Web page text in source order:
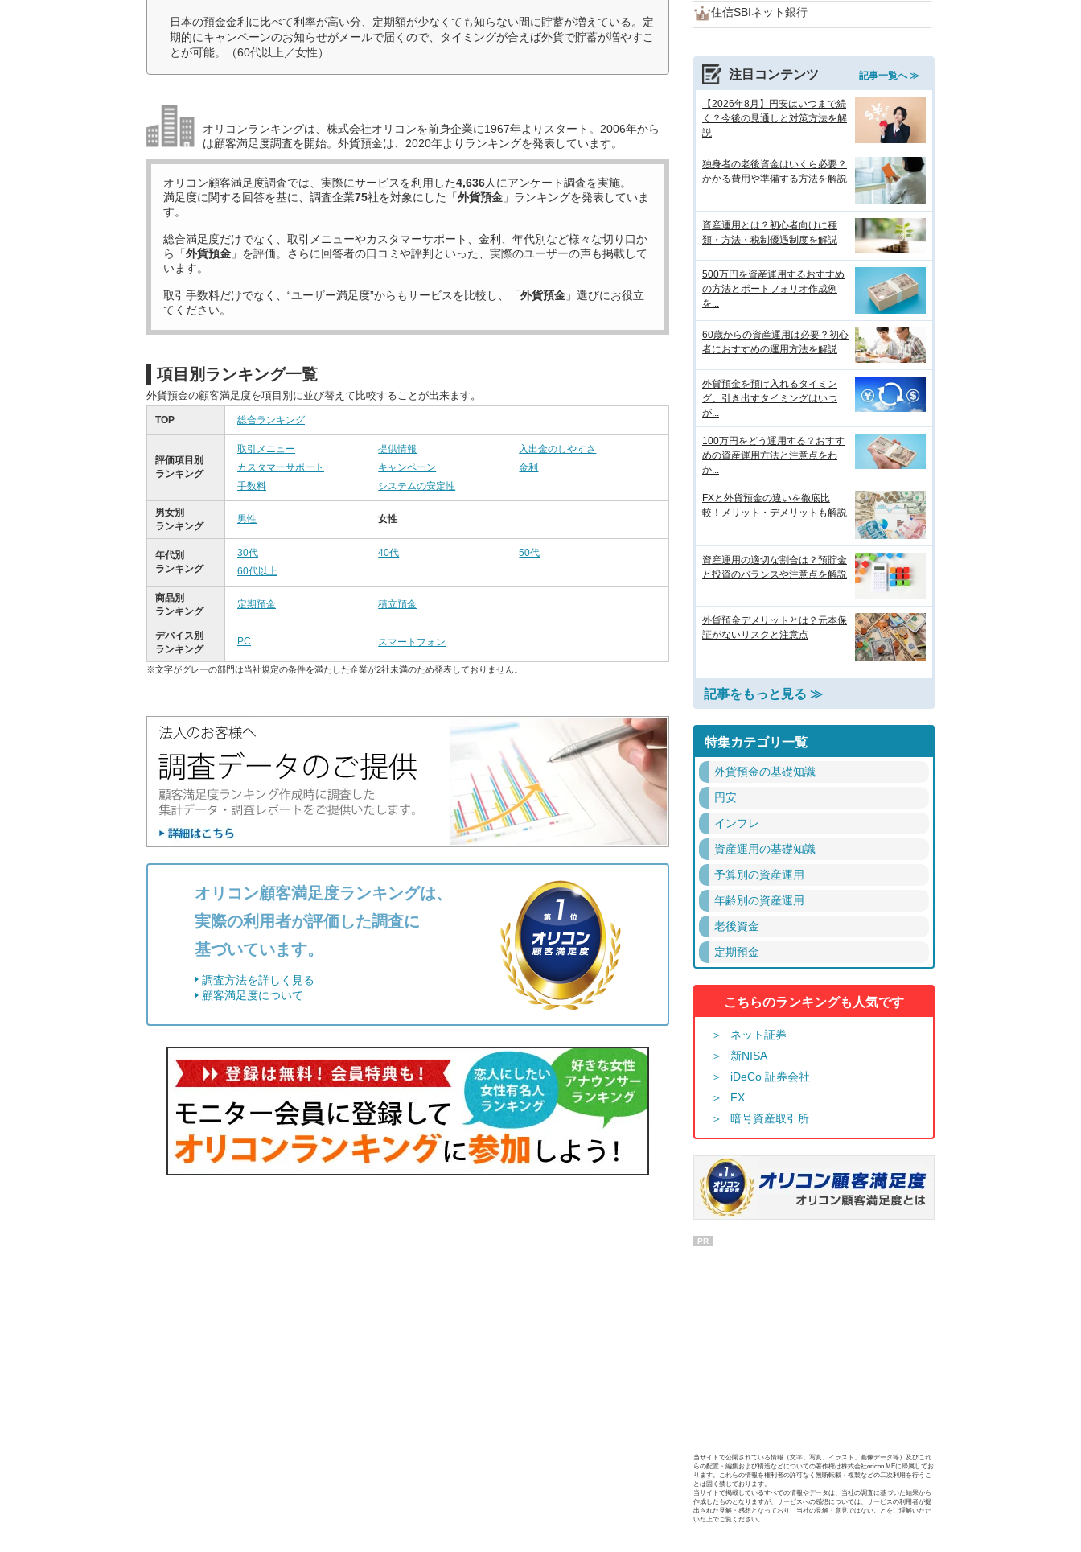
日本の預金金利に比べて利率が高い分、定期額が少なくても知らない間に貯蓄が増えている。定
期的にキャンペーンのお知らせがメールで届くので、タイミングが合えば外貨で貯蓄が増やすこ
とが可能。（60代以上／女性）
オリコンランキングは、株式会社オリコンを前身企業に1967年よりスタート。2006年から
は顧客満足度調査を開始。外貨預金は、2020年よりランキングを発表しています。
オリコン顧客満足度調査では、実際にサービスを利用した4,636人にアンケート調査を実施。
満足度に関する回答を基に、調査企業75社を対象にした「外貨預金 」ランキングを発表していま
す。
総合満足度だけでなく、取引メニューやカスタマーサポート、金利、年代別など様々な切り口か
ら「外貨預金 」を評価。さらに回答者の口コミや評判といった、実際のユーザーの声も掲載して
います。
取引手数料だけでなく、“ユーザー満足度”からもサービスを比較し、「外貨預金 」選びにお役立
てください。
項目別ランキング一覧
外貨預金の顧客満足度を項目別に並び替えて比較することが出来ます。
TOP 総合ランキング
評価項目別
ランキング
取引メニュー 提供情報
入出金のしやすさ
カスタマーサポート
キャンペーン
金利
手数料
システムの安定性
男女別
ランキング
男性 女性
年代別
ランキング
30代 40代
50代
60代以上
商品別
ランキング
定期預金 積立預金
デバイス別
ランキング
PC スマートフォン
※文字がグレーの部門は当社規定の条件を満たした企業が2社未満のため発表しておりません。
オリコン顧客満足度ランキングは、
実際の利用者が評価した調査に
基づいています。
調査方法を詳しく見る
顧客満足度について
住信SBIネット銀行
注目コンテンツ 記事一覧へ ≫
【2026年8月】円安はいつまで続
く？今後の見通しと対策方法を解
説
独身者の老後資金はいくら必要？
かかる費用や準備する方法を解説
資産運用とは？初心者向けに種
類・方法・税制優遇制度を解説
500万円を資産運用するおすすめ
の方法とポートフォリオ作成例
を...
60歳からの資産運用は必要？初心
者におすすめの運用方法を解説
外貨預金を預け入れるタイミン
グ、引き出すタイミングはいつ
が...
100万円をどう運用する？おすす
めの資産運用方法と注意点をわ
か...
FXと外貨預金の違いを徹底比
較！メリット・デメリットも解説
資産運用の適切な割合は？預貯金
と投資のバランスや注意点を解説
外貨預金デメリットとは？元本保
証がないリスクと注意点
記事をもっと見る ≫
特集カテゴリ一覧
外貨預金の基礎知識
円安
インフレ
資産運用の基礎知識
予算別の資産運用
年齢別の資産運用
老後資金
定期預金
こちらのランキングも人気です
ネット証券
新NISA
iDeCo 証券会社
FX
暗号資産取引所
PR
当サイトで公開されている情報（文字、写真、イラスト、画像データ等）及びこれ
らの配置・編集および構造などについての著作権は株式会社oricon MEに帰属してお
ります。これらの情報を権利者の許可なく無断転載・複製などの二次利用を行うこ
とは固く禁じております。
当サイトで掲載しているすべての情報やデータは、当社の調査に基づいた結果から
作成したものとなりますが、サービスへの感想については、サービスの利用者が提
出された見解・感想となっており、当社の見解・意見ではないことをご理解いただ
いた上でご覧ください。